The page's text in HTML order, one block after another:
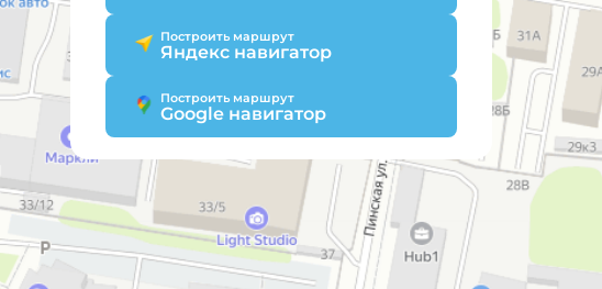
Построить маршрут
Яндекс навигатор
Построить маршрут
Google навигатор